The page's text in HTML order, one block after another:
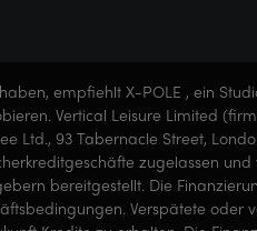
empfiehlt X-POLE , ein
Vertical Leisure Limited
Ltd., 93 Tabernacle Street,
zugelassen
bereitgestellt. Die
Verspätete oder